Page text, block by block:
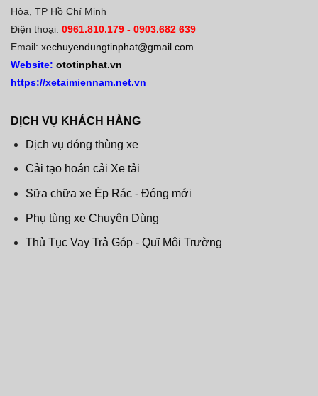
Hòa, TP Hồ Chí Minh
Điện thoại: 0961.810.179 - 0903.682 639
Email: xechuyendungtinphat@gmail.com
Website: ototinphat.vn
https://xetaimiennam.net.vn
DỊCH VỤ KHÁCH HÀNG
Dịch vụ đóng thùng xe
Cải tạo hoán cải Xe tải
Sữa chữa xe Ép Rác - Đóng mới
Phụ tùng xe Chuyên Dùng
Thủ Tục Vay Trả Góp - Quĩ Môi Trường